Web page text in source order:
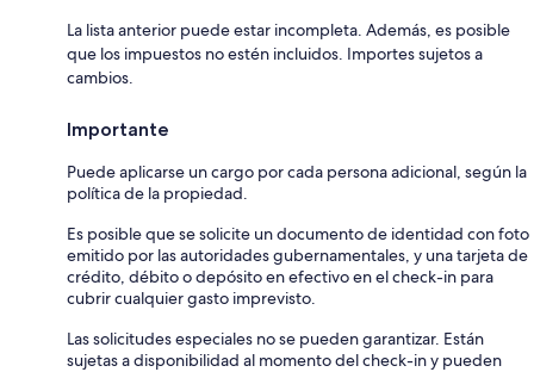
La lista anterior puede estar incompleta. Además, es posible
que los impuestos no estén incluidos. Importes sujetos a
cambios.
Importante
Puede aplicarse un cargo por cada persona adicional, según la
política de la propiedad.
Es posible que se solicite un documento de identidad con foto
emitido por las autoridades gubernamentales, y una tarjeta de
crédito, débito o depósito en efectivo en el check-in para
cubrir cualquier gasto imprevisto.
Las solicitudes especiales no se pueden garantizar. Están
sujetas a disponibilidad al momento del check-in y pueden